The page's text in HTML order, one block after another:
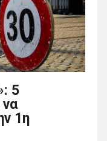
5
1η